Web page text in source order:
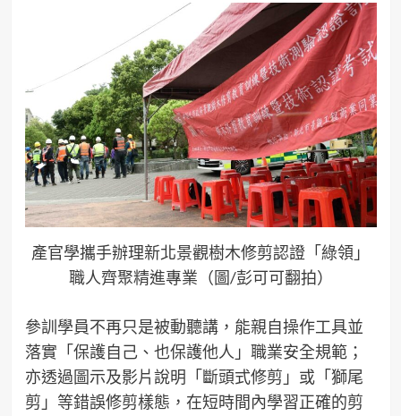
產官學攜手辦理新北景觀樹木修剪認證「綠領」
職人齊聚精進專業（圖/彭可可翻拍）
參訓學員不再只是被動聽講，能親自操作工具並
落實「保護自己、也保護他人」職業安全規範；
亦透過圖示及影片說明「斷頭式修剪」或「獅尾
剪」等錯誤修剪樣態，在短時間內學習正確的剪